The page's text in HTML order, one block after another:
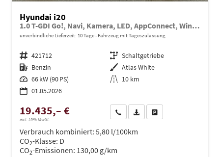
Hyundai i20
1.0 T-GDI Go!, Navi, Kamera, LED, AppConnect, Winter, 16-Zoll, sofort
unverbindliche Lieferzeit: 10 Tage Fahrzeug mit Tageszulassung
Fahrzeugnr. 421712 Getriebe Schaltgetriebe
Kraftstoff Benzin Außenfarbe Atlas White
Leistung 66 kW (90 PS) Kilometerstand 10 km
01.05.2026
19.435,– €
incl. 19% MwSt.
Wir rufen Sie anPDF-Datei, Fahrzeugexposé
Verbrauch kombiniert: 5,80 l/100km
CO2-Klasse: D
CO2-Emissionen: 130,00 g/km